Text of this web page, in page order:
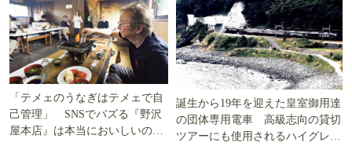
「テメェのうなぎはテメェで自
己管理」 SNSでバズる『野沢
屋本店』は本当においしいの
誕生から19年を迎えた皇室御用達
の団体専用電車 高級志向の貸切
ツアーにも使用されるハイグレー